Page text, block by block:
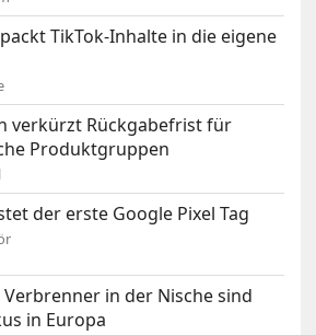
TikTok-Inhalte in die eigene
verkürzt Rückgabefrist für
Produktgruppen
der erste Google Pixel Tag
Verbrenner in der Nische sind
in Europa